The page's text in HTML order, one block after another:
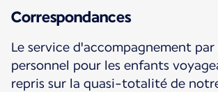
Correspondances
Le service d'accompagnement
personnel pour les enfants
repris sur la quasi-totalité de